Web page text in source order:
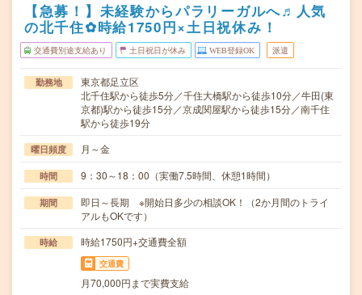
【急募！】未経験からパラリーガルへ♬人気
の北千住✿時給1750円×土日祝休み！
交通費別途支給あり 土日祝日が休み WEB登録OK 派遣
勤務地
東京都足立区
北千住駅から徒歩5分／千住大橋駅から徒歩10分／牛田(東
京都)駅から徒歩15分／京成関屋駅から徒歩15分／南千住
駅から徒歩19分
曜日頻度 月～金
時間 9：30～18：00（実働7.5時間、休憩1時間）
期間
即日～長期 ※開始日多少の相談OK！（2か月間のトライ
アルもOKです）
時給 時給1750円+交通費全額
交通費
月70,000円まで実費支給